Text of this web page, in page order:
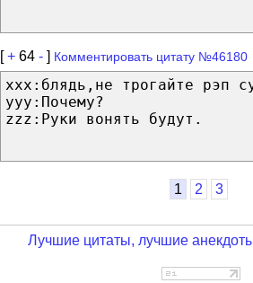
[+ 64 - ] Комментировать цитату №46180
xxx:блядь,не трогайте рэп
yyy:Почему?
zzz:Руки вонять будут.
1 2 3
Лучшие цитаты, лучшие